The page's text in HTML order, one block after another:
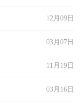
12月09日
03月07日
11月19日
03月16日